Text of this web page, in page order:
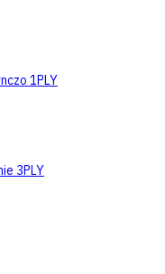
1PLY
3PLY